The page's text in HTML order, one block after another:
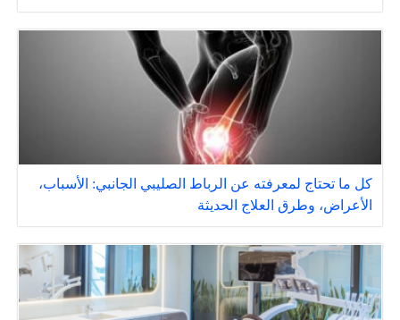
كل ما تحتاج لمعرفته عن الرباط الصليبي الجانبي: الأسباب،
الأعراض، وطرق العلاج الحديثة